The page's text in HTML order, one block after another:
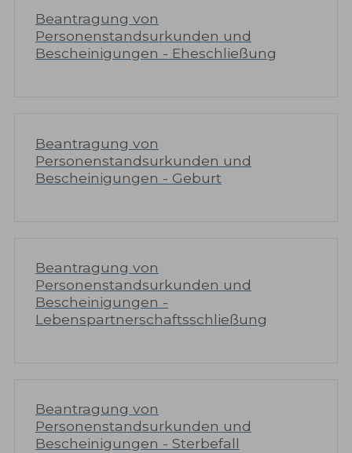
Beantragung von
Personenstandsurkunden und
Bescheinigungen - Eheschließung
Beantragung von
Personenstandsurkunden und
Bescheinigungen - Geburt
Beantragung von
Personenstandsurkunden und
Bescheinigungen -
Lebenspartnerschaftsschließung
Beantragung von
Personenstandsurkunden und
Bescheinigungen - Sterbefall